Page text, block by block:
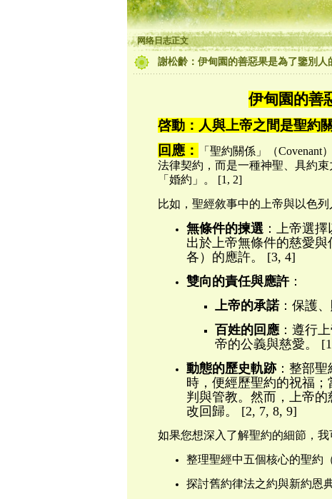
网络日志正文
謝松齡：伊甸園的善惡果是為了鑒別人
伊甸園的善
啓動：人與上帝之間是聖約
回應：
「聖約關係」（Covenant
法律契約，而是一種神聖、具約
「婚約」。 [1, 2]
比如，聖經敘事中的上帝與以色
無條件的揀選：上帝選擇
出於上帝無條件的慈愛
各）的應許。 [3, 4]
雙向的責任與應許：
上帝的承諾：保護
百姓的回應：遵行
帝的公義與慈愛。
動態的歷史軌跡：整部聖
時，便經歷聖約的祝福
判與管教。然而，上帝
改回歸。 [2, 7, 8, 9]
如果您想深入了解聖約的細節，我
整理聖經中五個核心的聖約
探討舊約律法之約與新約恩